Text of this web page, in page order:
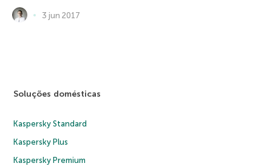
3 jun 2017
Soluções domésticas
Kaspersky Standard
Kaspersky Plus
Kaspersky Premium